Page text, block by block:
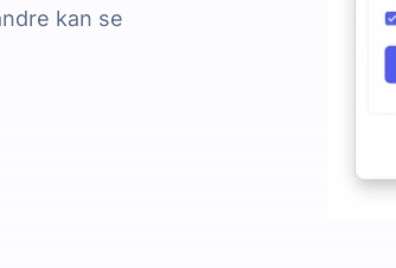
kan se